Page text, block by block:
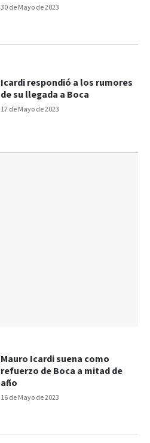
30 de Mayo de 2023
17 de Mayo de 2023
Icardi respondió a los rumores
de su llegada a Boca
16 de Mayo de 2023
Mauro Icardi suena como
refuerzo de Boca a mitad de
año